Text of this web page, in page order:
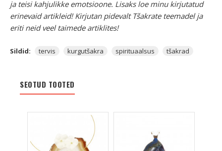
ja teisi kahjulikke emotsioone. Lisaks loe minu kirjutatud
erinevaid artikleid! Kirjutan pidevalt Tšakrate teemadel ja
eriti neid veel taimede artiklites!
Sildid: tervis kurgutšakra spirituaalsus tšakrad
SEOTUD TOOTED